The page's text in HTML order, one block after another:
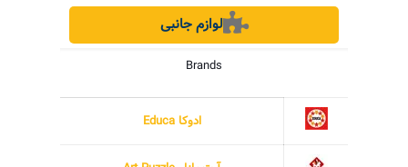
لوازم جانبی
Brands
ادوکا Educa